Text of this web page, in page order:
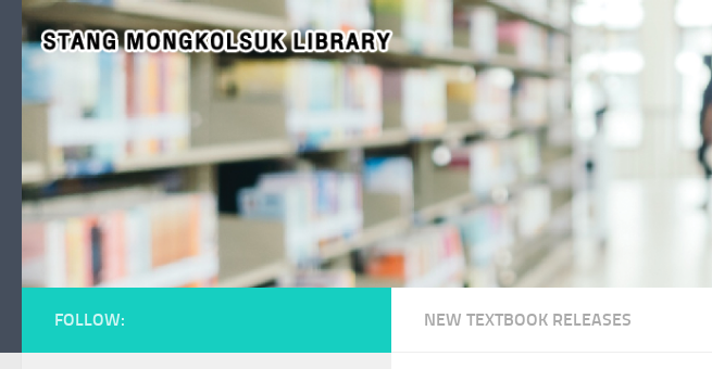
Skip to content
NEW TEXTBOOK RELEASES
FOLLOW: